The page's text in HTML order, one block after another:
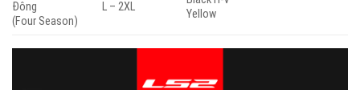
Đông
(Four Season)
L – 2XL
Yellow